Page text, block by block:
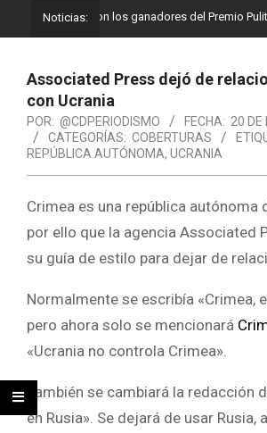
Noticias:
Estos son los ganadores del Premio
Associated Press dejó de
con Ucrania
POR: @CDPERIODISMO FECHA: 20 DE
CATEGORÍAS: COBERTURAS
REPÚBLICA AUTÓNOMA, UCRANIA
Crimea es una república autónoma
por ello que la agencia Associated
su guía de estilo para dejar de
Normalmente se escribía «Crimea,
pero ahora solo se mencionará
«Ucrania no controla Crimea».
También se cambiará la redacción
en Rusia». Se dejará de usar Rusia,